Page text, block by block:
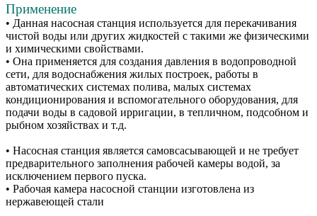
Применение
• Данная насосная станция используется для перекачивания
чистой воды или других жидкостей с такими же физическими
и химическими свойствами.
• Она применяется для создания давления в водопроводной
сети, для водоснабжения жилых построек, работы в
автоматических системах полива, малых системах
кондиционирования и вспомогательного оборудования, для
подачи воды в садовой ирригации, в тепличном, подсобном и
рыбном хозяйствах и т.д.
• Насосная станция является самовсасывающей и не требует
предварительного заполнения рабочей камеры водой, за
исключением первого пуска.
• Рабочая камера насосной станции изготовлена из
нержавеющей стали